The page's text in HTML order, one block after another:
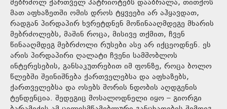
მებრძოლ ქართველ პატრიოტებს დააბრალა, თითქოს
მათ აფხაზეთში ომის დროს ტყვეები არ აჰყავდათ,
რადგან პირდაპირ ხვრეტდნენ მოწინააღმდეგე მხარის
მებრძოლებს, მაშინ როცა, მისივე თქმით, ჩვენ
წინააღმდეგ მებრძოლი რუსები ასე არ იქცეოდნენ. ეს
არის პირდაპირი ღალატი ჩვენი სამშობლოს
ინტერესების, განსაკუთრებით იმ ფონზე, როცა ბოლო
წლებში შეინიშნება ქართველებსა და აფხაზებს,
ქართველებსა და ოსებს შორის ნდობის აღდგენის
ტენდენცია. შედეგიც მოსალოდნელი იყო – გიორგი